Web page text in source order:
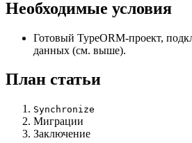
Необходимые условия
Готовый TypeORM-проект,
данных (см. выше).
План статьи
Synchronize
Миграции
Заключение